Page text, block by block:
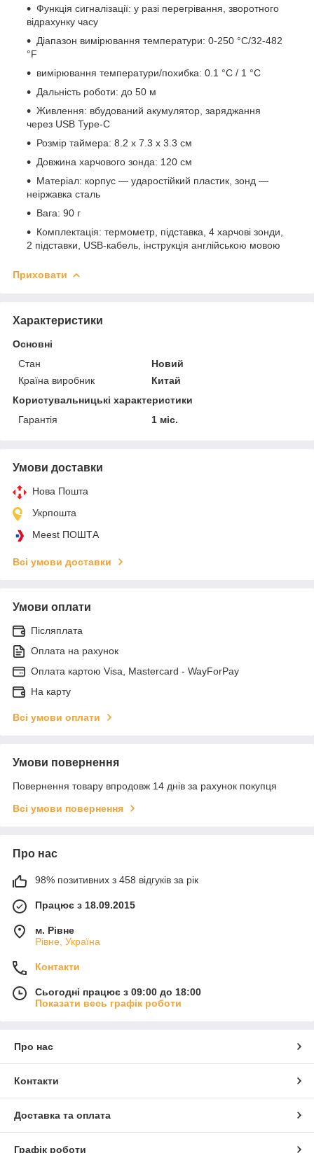
Функція сигналізації: у разі перегрівання, зворотного
відрахунку часу
Діапазон вимірювання температури: 0-250 °C/32-482
°F
вимірювання температури/похибка: 0.1 °C / 1 °C
Дальність роботи: до 50 м
Живлення: вбудований акумулятор, заряджання
через USB Type-C
Розмір таймера: 8.2 х 7.3 х 3.3 см
Довжина харчового зонда: 120 см
Матеріал: корпус — ударостійкий пластик, зонд —
неіржавка сталь
Вага: 90 г
Комплектація: термометр, підставка, 4 харчові зонди,
2 підставки, USB-кабель, інструкція англійською мовою
Приховати
Характеристики
Основні
Стан
Новий
Країна виробник
Китай
Користувальницькі характеристики
Гарантія
1 міс.
Умови доставки
Нова Пошта
Укрпошта
Meest ПОШТА
Всі умови доставки
Умови оплати
Післяплата
Оплата на рахунок
Оплата картою Visa, Mastercard - WayForPay
На карту
Всі умови оплати
Умови повернення
Повернення товару впродовж 14 днів за рахунок покупця
Всі умови повернення
Про нас
98% позитивних з 458 відгуків за рік
Працює з 18.09.2015
м. Рівне
Рівне, Україна
Контакти
Сьогодні працює з 09:00 до 18:00
Показати весь графік роботи
Про нас
Контакти
Доставка та оплата
Графік роботи